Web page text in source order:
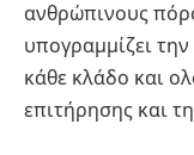
ανθρώπινους
υπογραμμίζει την
κάθε κλάδο και
επιτήρησης και